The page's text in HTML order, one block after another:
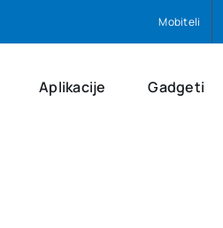
Mobiteli
Aplikacije Gadgeti